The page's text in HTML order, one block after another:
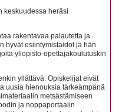
keskuudessa heräsi
rakentavaa palautetta ja
hyvät esiintymistaidot ja hän
yliopisto-opettajakoulutuskin
yllättävä. Opiskelijat eivät
uusia hienouksia tärkeämpänä
metsästämiseen
ja noppaportaalin